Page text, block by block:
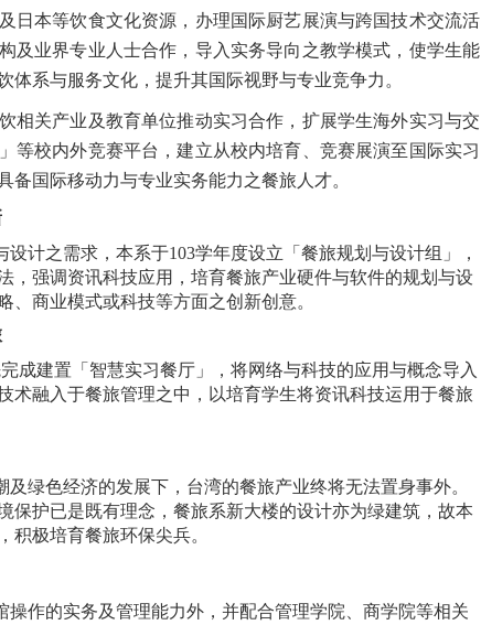
日本等饮食文化资源，办理国际厨艺展演与跨国技术交流活
及业界专业人士合作，导入实务导向之教学模式，使学生能
体系与服务文化，提升其国际视野与专业竞争力。
相关产业及教育单位推动实习合作，扩展学生海外实习与交
等校内外竞赛平台，建立从校内培育、竞赛展演至国际实习
备国际移动力与专业实务能力之餐旅人才。
计之需求，本系于103学年度设立「餐旅规划与设计组」，
，强调资讯科技应用，培育餐旅产业硬件与软件的规划与设
、商业模式或科技等方面之创新创意。
建置「智慧实习餐厅」，将网络与科技的应用与概念导入
术融入于餐旅管理之中，以培育学生将资讯科技运用于餐旅
绿色经济的发展下，台湾的餐旅产业终将无法置身事外。
保护已是既有理念，餐旅系新大楼的设计亦为绿建筑，故本
积极培育餐旅环保尖兵。
作的实务及管理能力外，并配合管理学院、商学院等相关